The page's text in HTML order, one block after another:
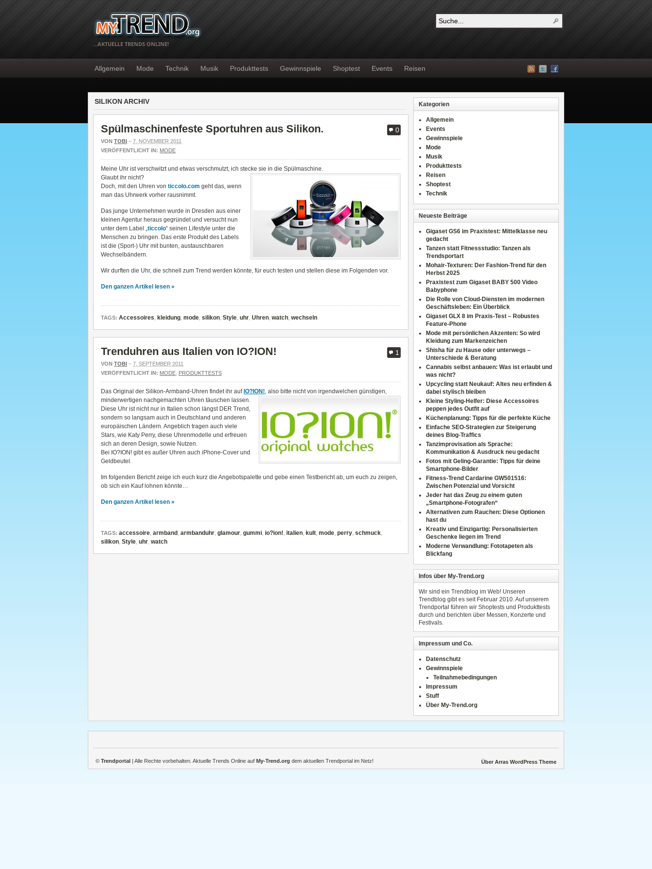
…AKTUELLE TRENDS ONLINE!
Allgemein Mode Technik Musik Produkttests Gewinnspiele Shoptest Events Reisen
SILIKON ARCHIV
0
Spülmaschinenfeste Sportuhren aus Silikon.
VON TOBI – 7. NOVEMBER 2011
VERÖFFENTLICHT IN: MODE
Meine Uhr ist verschwitzt und etwas verschmutzt, ich stecke sie in die Spülmaschine.
Glaubt ihr nicht?
Doch, mit den Uhren von ticcolo.com geht das, wenn
man das Uhrwerk vorher rausnimmt.
Das junge Unternehmen wurde in Dresden aus einer
kleinen Agentur heraus gegründet und versucht nun
unter dem Label „ticcolo“ seinen Lifestyle unter die
Menschen zu bringen. Das erste Produkt des Labels
ist die (Sport-) Uhr mit bunten, austauschbaren
Wechselbändern.
Wir durften die Uhr, die schnell zum Trend werden könnte, für euch testen und stellen diese im Folgenden vor.
Den ganzen Artikel lesen »
TAGS: Accessoires, kleidung, mode, silikon, Style, uhr, Uhren, watch, wechseln
1
Trenduhren aus Italien von IO?ION!
VON TOBI – 7. SEPTEMBER 2011
VERÖFFENTLICHT IN: MODE PRODUKTTESTS
Das Original der Silikon-Armband-Uhren findet ihr auf IO?ION!, also bitte nicht von irgendwelchen günstigen,
minderwertigen nachgemachten Uhren täuschen lassen.
Diese Uhr ist nicht nur in Italien schon längst DER Trend,
sondern so langsam auch in Deutschland und anderen
europäischen Ländern. Angeblich tragen auch viele
Stars, wie Katy Perry, diese Uhrenmodelle und erfreuen
sich an deren Design, sowie Nutzen.
Bei IO?ION! gibt es außer Uhren auch iPhone-Cover und
Geldbeutel.
Im folgenden Bericht zeige ich euch kurz die Angebotspalette und gebe einen Testbericht ab, um euch zu zeigen,
ob sich ein Kauf lohnen könnte…
Den ganzen Artikel lesen »
TAGS: accessoire, armband , armbanduhr, glamour, gummi, io?ion!, italien, kult, mode, perry, schmuck,
silikon, Style, uhr, watch
Kategorien
Allgemein
Events
Gewinnspiele
Mode
Musik
Produkttests
Reisen
Shoptest
Technik
Neueste Beiträge
Gigaset GS6 im Praxistest: Mittelklasse neu
gedacht
Tanzen statt Fitnessstudio: Tanzen als
Trendsportart
Mohair-Texturen: Der Fashion-Trend für den
Herbst 2025
Praxistest zum Gigaset BABY 500 Video
Babyphone
Die Rolle von Cloud-Diensten im modernen
Geschäftsleben: Ein Überblick
Gigaset GLX 8 im Praxis-Test – Robustes
Feature-Phone
Mode mit persönlichen Akzenten: So wird
Kleidung zum Markenzeichen
Shisha für zu Hause oder unterwegs –
Unterschiede & Beratung
Cannabis selbst anbauen: Was ist erlaubt und
was nicht?
Upcycling statt Neukauf: Altes neu erfinden &
dabei stylisch bleiben
Kleine Styling-Helfer: Diese Accessoires
peppen jedes Outfit auf
Küchenplanung: Tipps für die perfekte Küche
Einfache SEO-Strategien zur Steigerung
deines Blog-Traffics
Tanzimprovisation als Sprache:
Kommunikation & Ausdruck neu gedacht
Fotos mit Geling-Garantie: Tipps für deine
Smartphone-Bilder
Fitness-Trend Cardarine GW501516:
Zwischen Potenzial und Vorsicht
Jeder hat das Zeug zu einem guten
„Smartphone-Fotografen“
Alternativen zum Rauchen: Diese Optionen
hast du
Kreativ und Einzigartig: Personalisierten
Geschenke liegen im Trend
Moderne Verwandlung: Fototapeten als
Blickfang
Infos über My-Trend.org
Wir sind ein Trendblog im Web! Unseren
Trendblog gibt es seit Februar 2010. Auf unserem
Trendportal führen wir Shoptests und Produkttests
durch und berichten über Messen, Konzerte und
Festivals.
Impressum und Co.
Datenschutz
Gewinnspiele
Teilnahmebedingungen
Impressum
Stuff
Über My-Trend.org
Über Arras WordPress Theme
© Trendportal | Alle Rechte vorbehalten. Aktuelle Trends Online auf My-Trend.org dem aktuellen Trendportal im Netz!